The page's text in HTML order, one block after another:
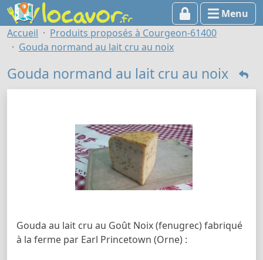
Menu
Accueil
Produits proposés à Courgeon-61400
Gouda normand au lait cru au noix
Gouda normand au lait cru au noix
Gouda au lait cru au Goût Noix (fenugrec) fabriqué
à la ferme par Earl Princetown (Orne) :